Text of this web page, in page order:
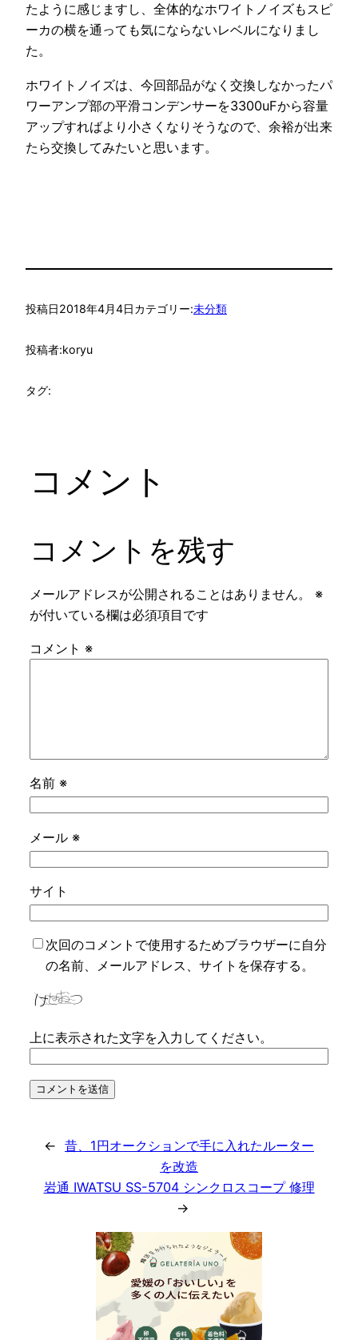
たように感じますし、全体的なホワイトノイズもスピ
ーカの横を通っても気にならないレベルになりまし
た。
ホワイトノイズは、今回部品がなく交換しなかったパ
ワーアンプ部の平滑コンデンサーを3300uFから容量
アップすればより小さくなりそうなので、余裕が出来
たら交換してみたいと思います。
投稿日2018年4月4日カテゴリー:未分類
投稿者:koryu
タグ:
コメント
コメントを残す
メールアドレスが公開されることはありません。
※
が付いている欄は必須項目です
コメント ※
名前 ※
メール ※
サイト
次回のコメントで使用するためブラウザーに自分
の名前、メールアドレス、サイトを保存する。
上に表示された文字を入力してください。
← 昔、1円オークションで手に入れたルーター
を改造
岩通 IWATSU SS-5704 シンクロスコープ 修理
→